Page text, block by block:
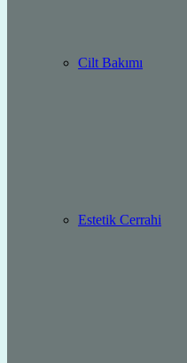
Cilt Bakımı
Estetik Cerrahi